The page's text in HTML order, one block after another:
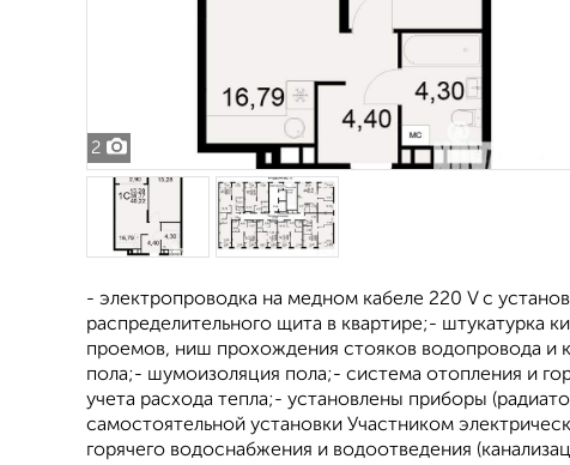
2
- электропроводка на медном кабеле 220 V с
распределительного щита в квартире;- штукатурка
проемов, ниш прохождения стояков водопровода и
пола;- шумоизоляция пола;- система отопления и
учета расхода тепла;- установлены приборы
самостоятельной установки Участником
горячего водоснабжения и водоотведения